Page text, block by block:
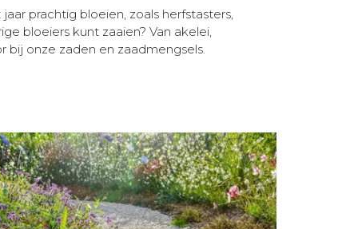
prachtig bloeien, zoals herfstasters,
bloeiers kunt zaaien? Van akelei,
bij onze zaden en zaadmengsels.